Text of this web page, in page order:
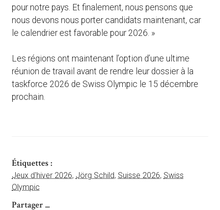
pour notre pays. Et finalement, nous pensons que
nous devons nous porter candidats maintenant, car
le calendrier est favorable pour 2026. »
Les régions ont maintenant l’option d’une ultime
réunion de travail avant de rendre leur dossier à la
taskforce 2026 de Swiss Olympic le 15 décembre
prochain.
Étiquettes :
Jeux d'hiver 2026, Jörg Schild, Suisse 2026, Swiss
Olympic
Partager ...